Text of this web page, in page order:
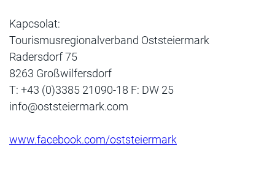
Kapcsolat:
Tourismusregionalverband Oststeiermark
Radersdorf 75
8263 Großwilfersdorf
T: +43 (0)3385 21090-18 F: DW 25
info@oststeiermark.com
www.facebook.com/oststeiermark